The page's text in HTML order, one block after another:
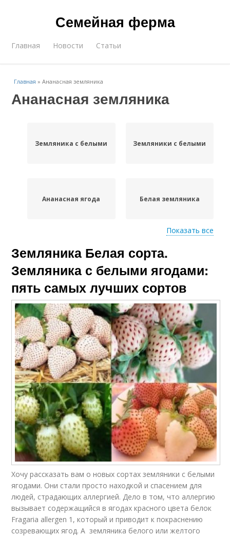
Семейная ферма
Главная Новости Статьи
Главная »Ананасная земляника
Ананасная земляника
Земляника с белыми Земляники с белыми
Ананасная ягода Белая земляника
Альпийская
земляника
Показать все
Земляника Белая сорта.
Земляника с белыми ягодами:
пять самых лучших сортов
Хочу рассказать вам о новых сортах земляники с белыми
ягодами. Они стали просто находкой и спасением для
людей, страдающих аллергией. Дело в том, что аллергию
вызывает содержащийся в ягодах красного цвета белок
Fragaria allergen 1, который и приводит к покраснению
созревающих ягод. А земляника белого или желтого